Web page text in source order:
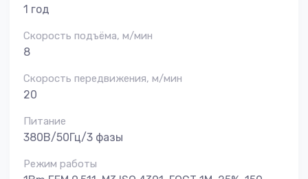
1 год
Скорость подъёма, м/мин
8
Скорость передвижения, м/мин
20
Питание
380В/50Гц/3 фазы
Режим работы